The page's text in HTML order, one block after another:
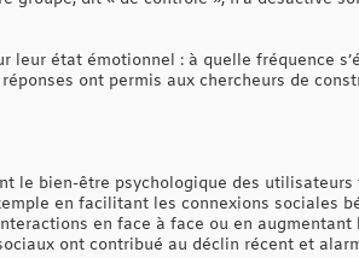
état émotionnel : à quelle fréquence
ont permis aux chercheurs de
le bien-être psychologique des
en facilitant les connexions sociales
en face à face ou en augmentant
ont contribué au déclin récent et